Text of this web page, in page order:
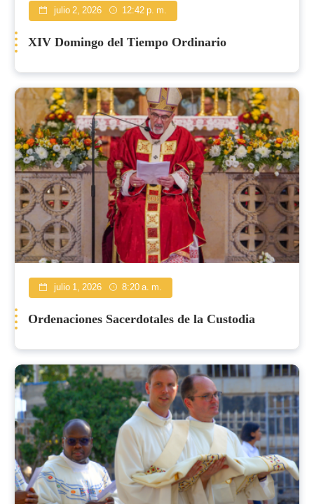
julio 2, 2026 12:42 p. m.
XIV Domingo del Tiempo Ordinario
julio 1, 2026 8:20 a. m.
Ordenaciones Sacerdotales de la Custodia